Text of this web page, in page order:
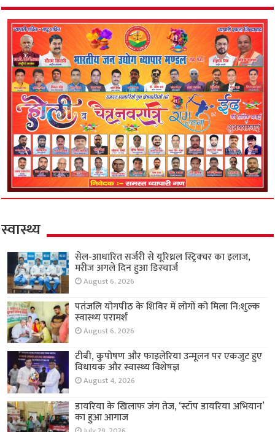
स्वास्थ्य
सेल-आधारित सर्जरी से यूरिथ्रल स्ट्रिक्चर का इलाज,
मरीज अगले दिन हुआ डिस्चार्ज
August 6, 2026
पतंजलि योगपीठ के शिविर में लोगों को मिला नि:शुल्क
स्वास्थ्य परामर्श
August 6, 2026
टीबी, कुपोषण और फाइलेरिया उन्मूलन पर एकजुट हुए
विधायक और स्वास्थ्य विशेषज्ञ
August 4, 2026
डायरिया के खिलाफ जंग तेज, ‘स्टॉप डायरिया अभियान’
का हुआ आगाज